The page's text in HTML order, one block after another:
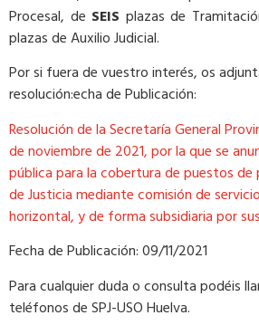
Procesal, de SEIS plazas de
plazas de Auxilio Judicial.
Por si fuera de vuestro interés, os
resolución:echa de Publicación:
Resolución de la Secretaría General
de noviembre de 2021, por la que se
pública para la cobertura de puestos de
de Justicia mediante comisión de
horizontal, y de forma subsidiaria por
Fecha de Publicación: 09/11/2021
Para cualquier duda o consulta podéis
teléfonos de SPJ-USO Huelva.